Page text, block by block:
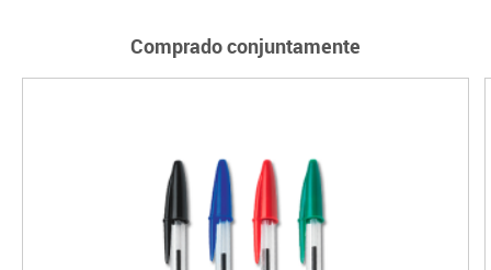
Comprado conjuntamente